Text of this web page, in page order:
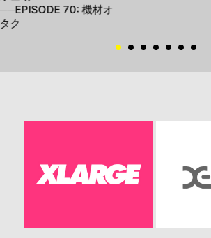
──EPISODE 70: 機材オ
タク